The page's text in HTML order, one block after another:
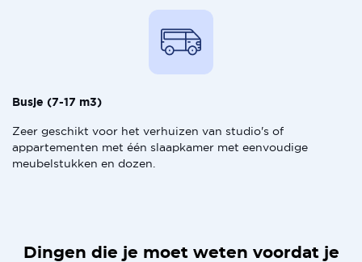
Busje (7-17 m3)
Zeer geschikt voor het verhuizen van studio's of
appartementen met één slaapkamer met eenvoudige
meubelstukken en dozen.
Dingen die je moet weten voordat je